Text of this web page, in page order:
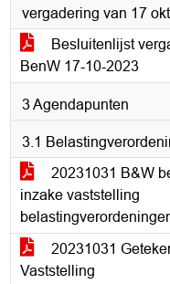
vergadering van 17
Besluitenlijst
BenW 17-10-2023
3 Agendapunten
3.1
20231031 B&W
inzake vaststelling
20231031
Vaststelling